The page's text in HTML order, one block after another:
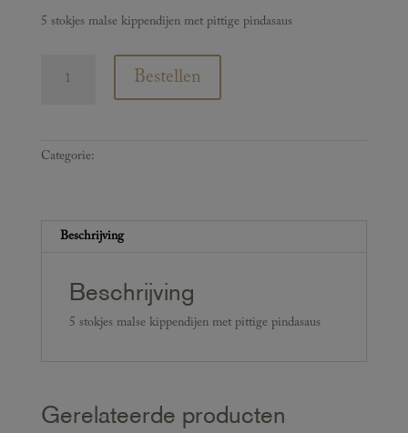
5 stokjes malse kippendijen met pittige pindasaus
Bestellen
Categorie:
Beschrijving
Beschrijving
5 stokjes malse kippendijen met pittige pindasaus
Gerelateerde producten